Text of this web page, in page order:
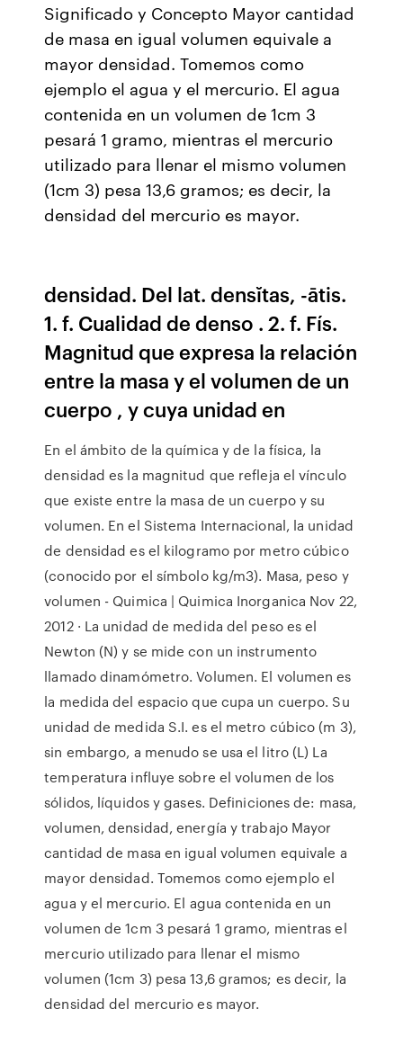
Significado y Concepto Mayor cantidad
de masa en igual volumen equivale a
mayor densidad. Tomemos como
ejemplo el agua y el mercurio. El agua
contenida en un volumen de 1cm 3
pesará 1 gramo, mientras el mercurio
utilizado para llenar el mismo volumen
(1cm 3) pesa 13,6 gramos; es decir, la
densidad del mercurio es mayor.
densidad. Del lat. densĭtas, -ātis.
1. f. Cualidad de denso . 2. f. Fís.
Magnitud que expresa la relación
entre la masa y el volumen de un
cuerpo , y cuya unidad en
En el ámbito de la química y de la física, la
densidad es la magnitud que refleja el vínculo
que existe entre la masa de un cuerpo y su
volumen. En el Sistema Internacional, la unidad
de densidad es el kilogramo por metro cúbico
(conocido por el símbolo kg/m3). Masa, peso y
volumen - Quimica | Quimica Inorganica Nov 22,
2012 · La unidad de medida del peso es el
Newton (N) y se mide con un instrumento
llamado dinamómetro. Volumen. El volumen es
la medida del espacio que cupa un cuerpo. Su
unidad de medida S.I. es el metro cúbico (m 3),
sin embargo, a menudo se usa el litro (L) La
temperatura influye sobre el volumen de los
sólidos, líquidos y gases. Definiciones de: masa,
volumen, densidad, energía y trabajo Mayor
cantidad de masa en igual volumen equivale a
mayor densidad. Tomemos como ejemplo el
agua y el mercurio. El agua contenida en un
volumen de 1cm 3 pesará 1 gramo, mientras el
mercurio utilizado para llenar el mismo
volumen (1cm 3) pesa 13,6 gramos; es decir, la
densidad del mercurio es mayor.